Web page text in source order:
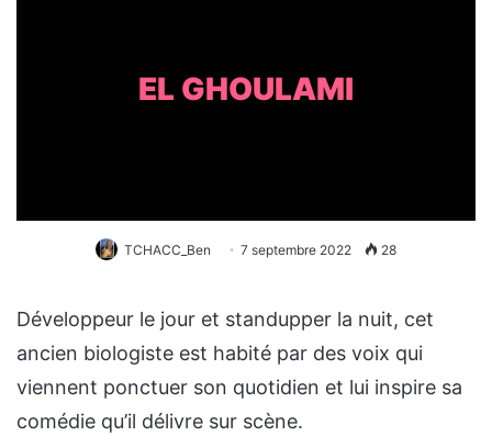
EL GHOULAMI
TCHACC_Ben 7 septembre 2022 28
Développeur le jour et standupper la nuit, cet
ancien biologiste est habité par des voix qui
viennent ponctuer son quotidien et lui inspire sa
comédie qu’il délivre sur scène.